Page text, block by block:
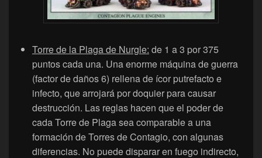
Torre de la Plaga de Nurgle: de 1 a 3 por 375
puntos cada una. Una enorme máquina de guerra
(factor de daños 6) rellena de ícor putrefacto e
infecto, que arrojará por doquier para causar
destrucción. Las reglas hacen que el poder de
cada Torre de Plaga sea comparable a una
formación de Torres de Contagio, con algunas
diferencias. No puede disparar en fuego indirecto,